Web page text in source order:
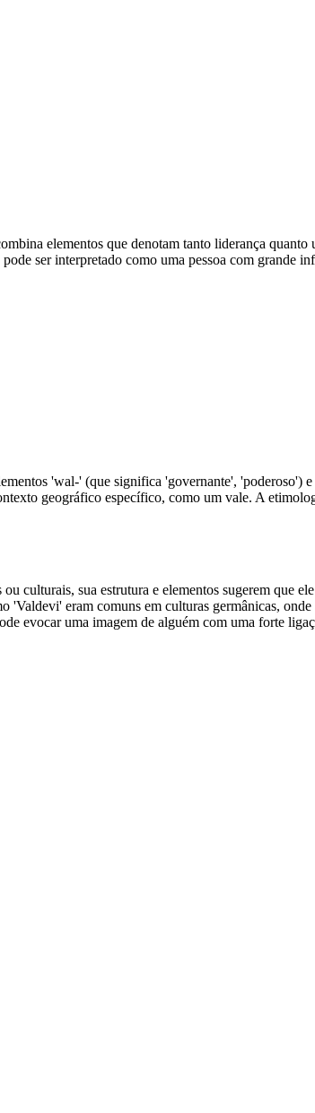
elementos que denotam tanto liderança quanto
ser interpretado como uma pessoa com grande
'wal-' (que significa 'governante', 'poderoso')
geográfico específico, como um vale. A
culturais, sua estrutura e elementos sugerem que
'Valdevi' eram comuns em culturas germânicas,
evocar uma imagem de alguém com uma forte